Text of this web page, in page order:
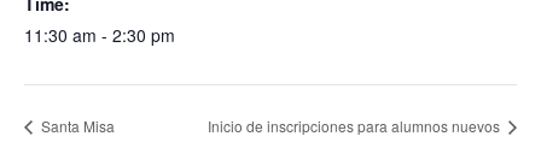
11:30 am - 2:30 pm
Santa Misa Inicio de inscripciones para alumnos nuevos